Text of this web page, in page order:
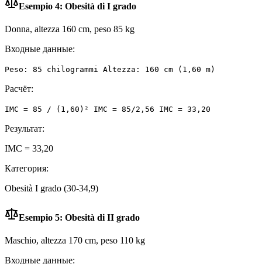
Esempio 4: Obesità di I grado
Donna, altezza 160 cm, peso 85 kg
Входные данные:
Peso: 85 chilogrammi Altezza: 160 cm (1,60 m)
Расчёт:
IMC = 85 / (1,60)² IMC = 85/2,56 IMC = 33,20
Результат:
IMC = 33,20
Категория:
Obesità I grado (30-34,9)
Esempio 5: Obesità di II grado
Maschio, altezza 170 cm, peso 110 kg
Входные данные: